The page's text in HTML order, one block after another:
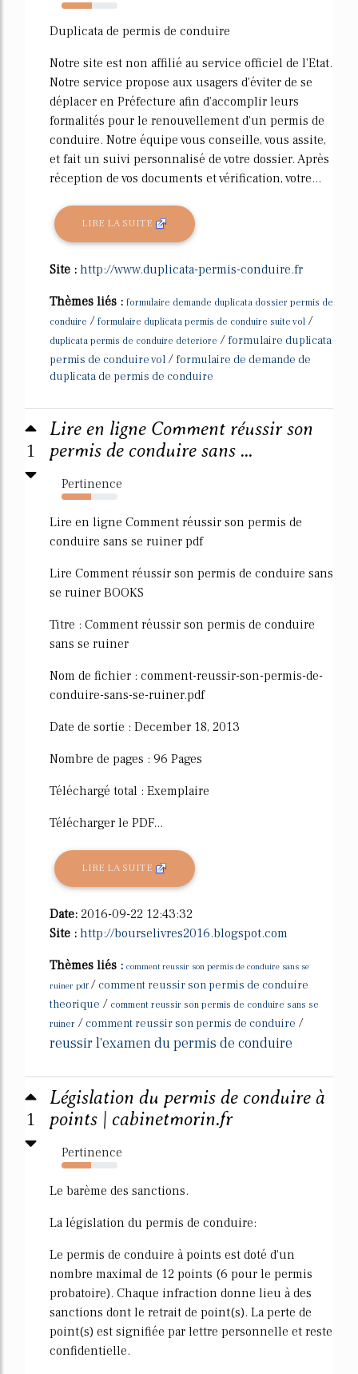
54%
Duplicata de permis de conduire
Notre site est non affilié au service officiel de l'Etat.
Notre service propose aux usagers d'éviter de se
déplacer en Préfecture afin d'accomplir leurs
formalités pour le renouvellement d'un permis de
conduire. Notre équipe vous conseille, vous assite,
et fait un suivi personnalisé de votre dossier. Après
réception de vos documents et vérification, votre...
LIRE LA SUITE
Site : http://www.duplicata-permis-conduire.fr
Thèmes liés : formulaire demande duplicata dossier permis de
conduire / formulaire duplicata permis de conduire suite vol /
duplicata permis de conduire deteriore / formulaire duplicata
permis de conduire vol / formulaire de demande de
duplicata de permis de conduire
1
Lire en ligne Comment réussir son
permis de conduire sans ...
Pertinence
53%
Lire en ligne Comment réussir son permis de
conduire sans se ruiner pdf
Lire Comment réussir son permis de conduire sans
se ruiner BOOKS
Titre : Comment réussir son permis de conduire
sans se ruiner
Nom de fichier : comment-reussir-son-permis-de-
conduire-sans-se-ruiner.pdf
Date de sortie : December 18, 2013
Nombre de pages : 96 Pages
Téléchargé total : Exemplaire
Télécharger le PDF...
LIRE LA SUITE
Date: 2016-09-22 12:43:32
Site : http://bourselivres2016.blogspot.com
Thèmes liés : comment reussir son permis de conduire sans se
ruiner pdf/ comment reussir son permis de conduire
theorique / comment reussir son permis de conduire sans se
ruiner / comment reussir son permis de conduire /
reussir l'examen du permis de conduire
1
Législation du permis de conduire à
points | cabinetmorin.fr
Pertinence
53%
Le barème des sanctions.
La législation du permis de conduire:
Le permis de conduire à points est doté d'un
nombre maximal de 12 points (6 pour le permis
probatoire). Chaque infraction donne lieu à des
sanctions dont le retrait de point(s). La perte de
point(s) est signifiée par lettre personnelle et reste
confidentielle.